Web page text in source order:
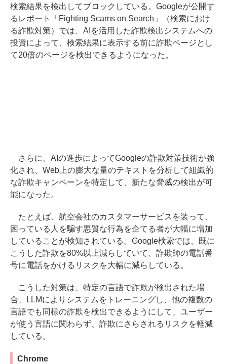
検索結果を検出してブロックしている。Googleが公開す
るレポート「Fighting Scams on Search」（検索におけ
る詐欺対策）では、AIを活用した詐欺検出システムへの
投資によって、検索結果に表示する前に詐欺ページとし
て20倍のページを検出できるようになった。
さらに、AIの進歩によってGoogleの詐欺対策技術が強
化され、Web上の膨大な量のテキストを分析して組織的
な詐欺キャンペーンを特定して、新たな脅威の検出が可
能になった。
たとえば、航空会社のカスタマーサービスを装って、
困っている人を騙す悪質な行為を企てる者が大幅に増加
していることが検知されている。Google検索では、既に
こうした詐欺を80%以上減らしていて、詐欺師の電話番
号に電話をかけるリスクを大幅に減らしている。
こうした対策は、特定の言語で詐欺が検出された場
合、LLMによりシステムをトレーニングし、他の複数の
言語でも同様の詐欺を検出できるようにして、ユーザー
が使う言語に関わらず、詐欺にさらされるリスクを軽減
している。
Chrome